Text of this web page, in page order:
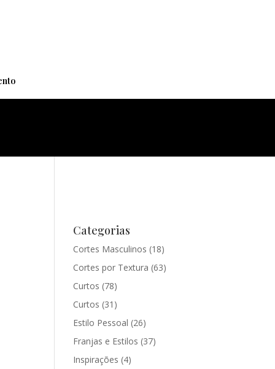
Categorias
Cortes Masculinos (18)
Cortes por Textura (63)
Curtos (78)
Curtos (31)
Estilo Pessoal (26)
Franjas e Estilos (37)
Inspirações (4)